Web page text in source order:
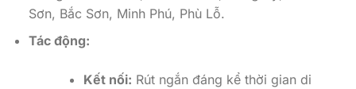
Sơn, Bắc Sơn, Minh Phú, Phù Lỗ.
Tác động:
Kết nối: Rút ngắn đáng kể thời gian di